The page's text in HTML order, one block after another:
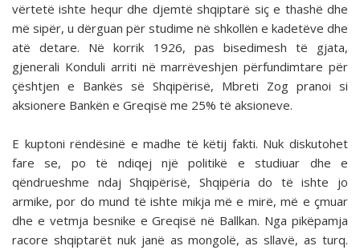
vërtetë ishte hequr dhe djemtë shqiptarë siç e thashë dhe
më sipër, u dërguan për studime në shkollën e kadetëve dhe
atë detare. Në korrik 1926, pas bisedimesh të gjata,
gjenerali Konduli arriti në marrëveshjen përfundimtare për
çështjen e Bankës së Shqipërisë, Mbreti Zog pranoi si
aksionere Bankën e Greqisë me 25% të aksioneve.
E kuptoni rëndësinë e madhe të këtij fakti. Nuk diskutohet
fare se, po të ndiqej një politikë e studiuar dhe e
qëndrueshme ndaj Shqipërisë, Shqipëria do të ishte jo
armike, por do mund të ishte mikja më e mirë, më e çmuar
dhe e vetmja besnike e Greqisë në Ballkan. Nga pikëpamja
racore shqiptarët nuk janë as mongolë, as sllavë, as turq.